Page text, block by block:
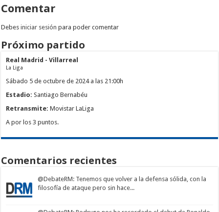
Comentar
Debesiniciar sesión para poder comentar
Próximo partido
Real Madrid - Villarreal
La Liga
Sábado 5 de octubre de 2024 a las 21:00h
Estadio: Santiago Bernabéu
Retransmite: Movistar LaLiga
A por los 3 puntos.
Comentarios recientes
@DebateRM: Tenemos que volver a la defensa sólida, con la
filosofía de ataque pero sin hace...